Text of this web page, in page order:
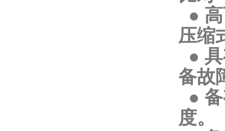
●
压缩
●
备故
●
度。